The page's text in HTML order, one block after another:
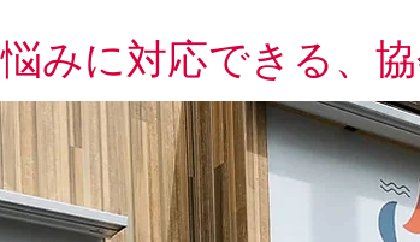
みに対応できる、